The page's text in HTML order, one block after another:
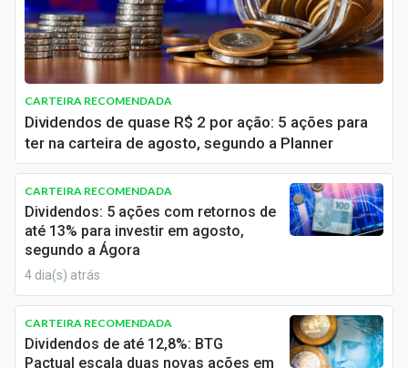
Mercados
Economia
Brasil
Política
Colunas
Especiais
Internacional
Marketing
CARTEIRA RECOMENDADA
Dividendos de quase R$ 2 por ação: 5 ações para
ter na carteira de agosto, segundo a Planner
CARTEIRA RECOMENDADA
Dividendos: 5 ações com retornos de
até 13% para investir em agosto,
segundo a Ágora
4 dia(s) atrás
CARTEIRA RECOMENDADA
Dividendos de até 12,8%: BTG
Pactual escala duas novas ações em